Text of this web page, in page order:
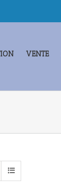
VENTE